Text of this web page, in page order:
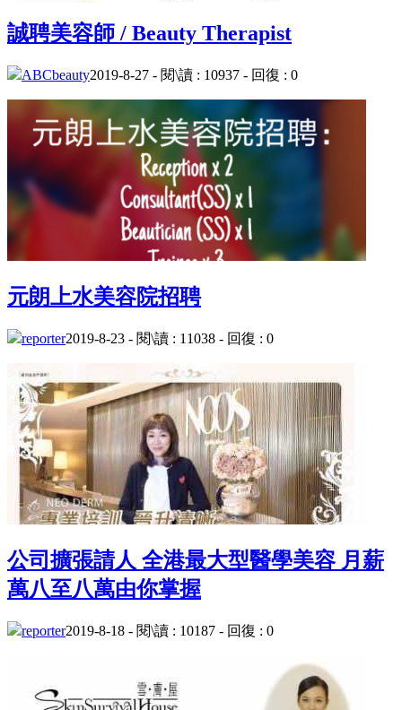
誠聘美容師 / Beauty Therapist
ABCbeauty2019-8-27 - 閱\讀 : 10937 - 回復 : 0
元朗上水美容院招聘
reporter2019-8-23 - 閱\讀 : 11038 - 回復 : 0
公司擴張請人 全港最大型醫學美容 月薪
萬八至八萬由你掌握
reporter2019-8-18 - 閱\讀 : 10187 - 回復 : 0